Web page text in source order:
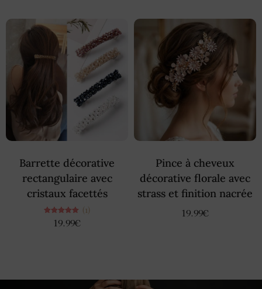
Barrette décorative
rectangulaire avec
cristaux facettés
Note
5.00
(1)
19.99€
Pince à cheveux
décorative florale avec
strass et finition nacrée
19.99€